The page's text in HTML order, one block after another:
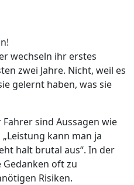
wechseln ihr erstes
zwei Jahre. Nicht, weil es
gelernt haben, was sie
sind Aussagen wie
kann man ja
halt brutal aus“. In der
oft zu
Risiken.